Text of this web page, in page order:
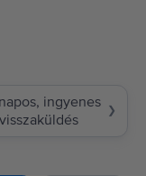
ingyenes
visszaküldés
❯